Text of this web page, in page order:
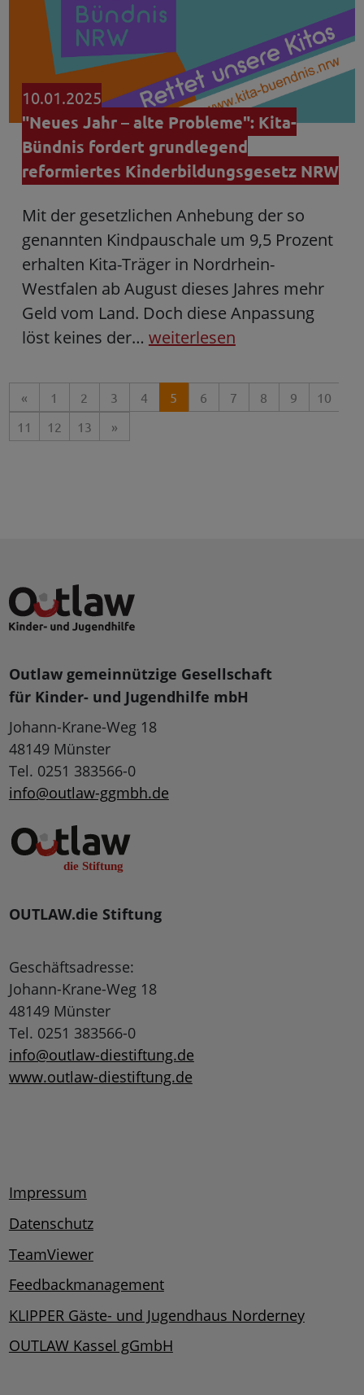
10.01.2025
"Neues Jahr – alte Probleme": Kita-
Bündnis fordert grundlegend
reformiertes Kinderbildungsgesetz NRW
Mit der gesetzlichen Anhebung der so
genannten Kindpauschale um 9,5 Prozent
erhalten Kita-Träger in Nordrhein-
Westfalen ab August dieses Jahres mehr
Geld vom Land. Doch diese Anpassung
löst keines der… weiterlesen
« 1 2 3 4 5 6 7 8 9
10
11
12 13 »
Outlaw gemeinnützige Gesellschaft
für Kinder- und Jugendhilfe mbH
Johann-Krane-Weg 18
48149 Münster
Tel. 0251 383566-0
info@outlaw-ggmbh.de
OUTLAW.die Stiftung
Geschäftsadresse:
Johann-Krane-Weg 18
48149 Münster
Tel. 0251 383566-0
info@outlaw-diestiftung.de
www.outlaw-diestiftung.de
Impressum
Datenschutz
TeamViewer
Feedbackmanagement
KLIPPER Gäste- und Jugendhaus Norderney
OUTLAW Kassel gGmbH